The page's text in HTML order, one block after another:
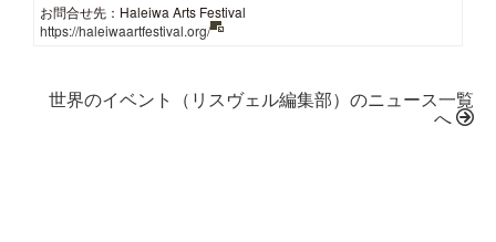
お問合せ先：Haleiwa Arts Festival
https://haleiwaartfestival.org/
世界のイベント（リスヴェル編集部）のニュース一覧
へ